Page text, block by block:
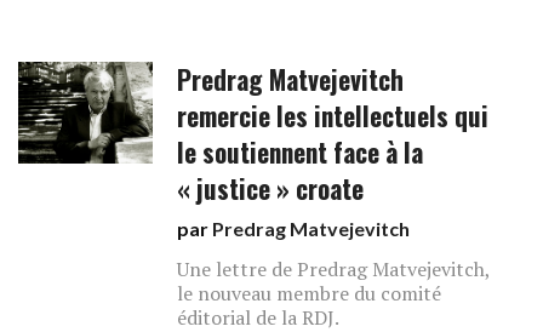
Predrag Matvejevitch
remercie les intellectuels qui
le soutiennent face à la
« justice » croate
par Predrag Matvejevitch
Une lettre de Predrag Matvejevitch,
le nouveau membre du comité
éditorial de la RDJ.